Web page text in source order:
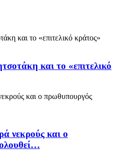
και το «επιτελικό
νεκρούς και ο